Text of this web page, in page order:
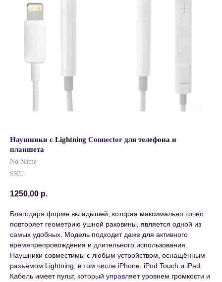
Наушники с Lightning Connector для телефона и
планшета
No Name
SKU:
1250,00 р.
Благодаря форме вкладышей, которая максимально точно
повторяет геометрию ушной раковины, является одной из
самых удобных. Модель подходит даже для активного
времяпрепровождения и длительного использования.
Наушники совместимы с любым устройством, оснащённым
разъёмом Lightning, в том числе iPhone, iPod Touch и iPad.
Кабель имеет пульт, который управляет уровнем громкости и